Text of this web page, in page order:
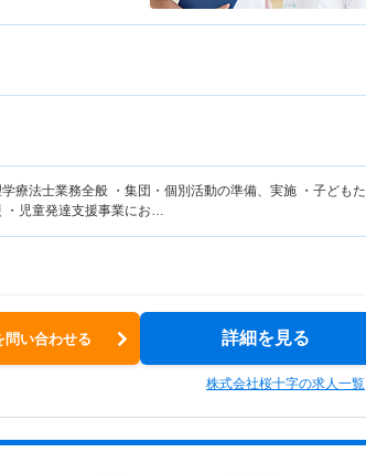
療法士業務全般 ・集団・個別活動の準備、実施 ・子どもた
・児童発達支援事業にお…
問い合わせる 詳細を見る
株式会社桜十字の求人一覧